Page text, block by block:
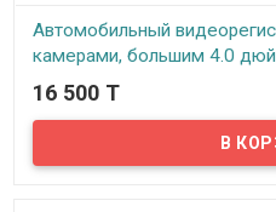
Автомобильный
камерами, большим 4.0
обзора 140° градусов и
подсветкой, ID019/D18
16 500 T